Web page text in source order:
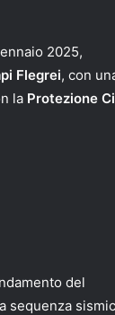
2025,
Flegrei, con
la Protezione
del
sequenza